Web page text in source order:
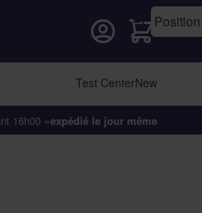
16h00 =expédié le jour même
Cart
Test CenterNew